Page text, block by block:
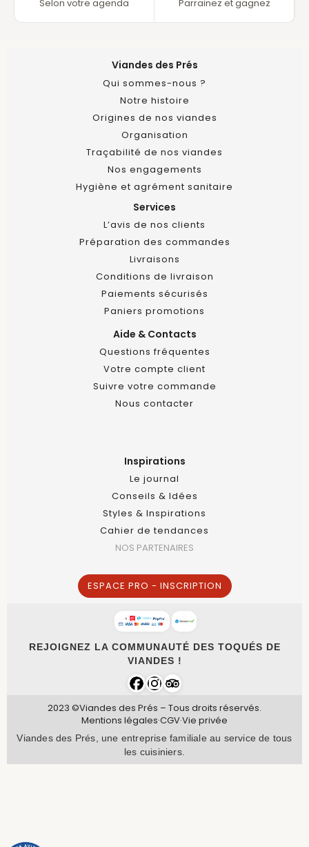
Selon votre agenda
Parrainez et gagnez
Viandes des Prés
Qui sommes-nous ?
Notre histoire
Origines de nos viandes
Organisation
Traçabilité de nos viandes
Nos engagements
Hygiène et agrément sanitaire
Services
L’avis de nos clients
Préparation des commandes
Livraisons
Conditions de livraison
Paiements sécurisés
Paniers promotions
Aide & Contacts
Questions fréquentes
Votre compte client
Suivre votre commande
Nous contacter
Inspirations
Le journal
Conseils & Idées
Styles & Inspirations
Cahier de tendances
NOS PARTENAIRES
ESPACE PRO - INSCRIPTION
REJOIGNEZ LA COMMUNAUTÉ DES TOQUÉS DE
VIANDES !
2023 ©Viandes des Prés – Tous droits réservés.
Mentions légales·CGV·Vie privée
Viandes des Prés, une entreprise familiale au service de tous
les cuisiniers.